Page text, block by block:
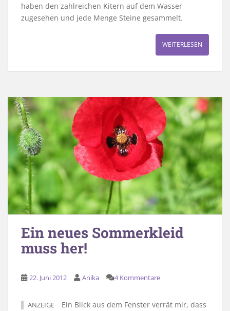
haben den zahlreichen Kitern auf dem Wasser
zugesehen und jede Menge Steine gesammelt.
WEITERLESEN
Ein neues Sommerkleid
muss her!
22. Juni 2012 Anika 4 Kommentare
ANZEIGE
Ein Blick aus dem Fenster verrät mir, dass